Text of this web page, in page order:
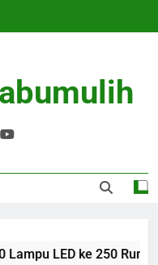
LED ke 250